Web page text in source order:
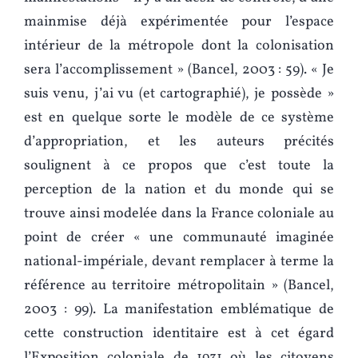
mainmise déjà expérimentée pour l’espace
intérieur de la métropole dont la colonisation
sera l’accomplissement » (Bancel, 2003 : 59). « Je
suis venu, j’ai vu (et cartographié), je possède »
est en quelque sorte le modèle de ce système
d’appropriation, et les auteurs précités
soulignent à ce propos que c’est toute la
perception de la nation et du monde qui se
trouve ainsi modelée dans la France coloniale au
point de créer « une communauté imaginée
national-impériale, devant remplacer à terme la
référence au territoire métropolitain » (Bancel,
2003 : 99). La manifestation emblématique de
cette construction identitaire est à cet égard